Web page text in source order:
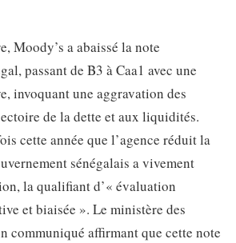
Moody’s a abaissé la note
passant de B3 à Caa1 avec une
invoquant une aggravation des
de la dette et aux liquidités.
cette année que l’agence réduit la
sénégalais a vivement
la qualifiant d’« évaluation
et biaisée ». Le ministère des
communiqué affirmant que cette note